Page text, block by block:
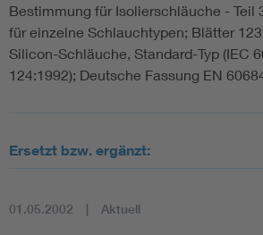
Bestimmung für Isolierschläuche - Teil
für einzelne Schlauchtypen; Blätter
Silicon-Schläuche, Standard-Typ (IEC
124:1992); Deutsche Fassung EN
Ersetzt bzw. ergänzt:
01.05.2002 Aktuell